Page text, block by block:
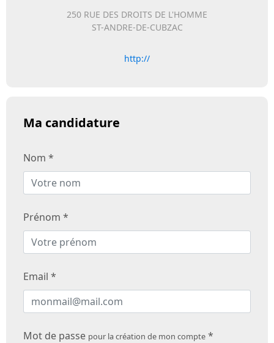
250 RUE DES DROITS DE L'HOMME
ST-ANDRE-DE-CUBZAC
http://
Ma candidature
Nom *
Prénom *
Email *
Mot de passe pour la création de mon compte *